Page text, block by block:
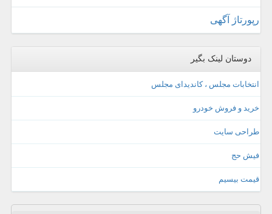
رپورتاژ آگهی
دوستان لینک بگیر
انتخابات مجلس ، کاندیدای مجلس
خرید و فروش خودرو
طراحی سایت
فیش حج
قیمت بیسیم